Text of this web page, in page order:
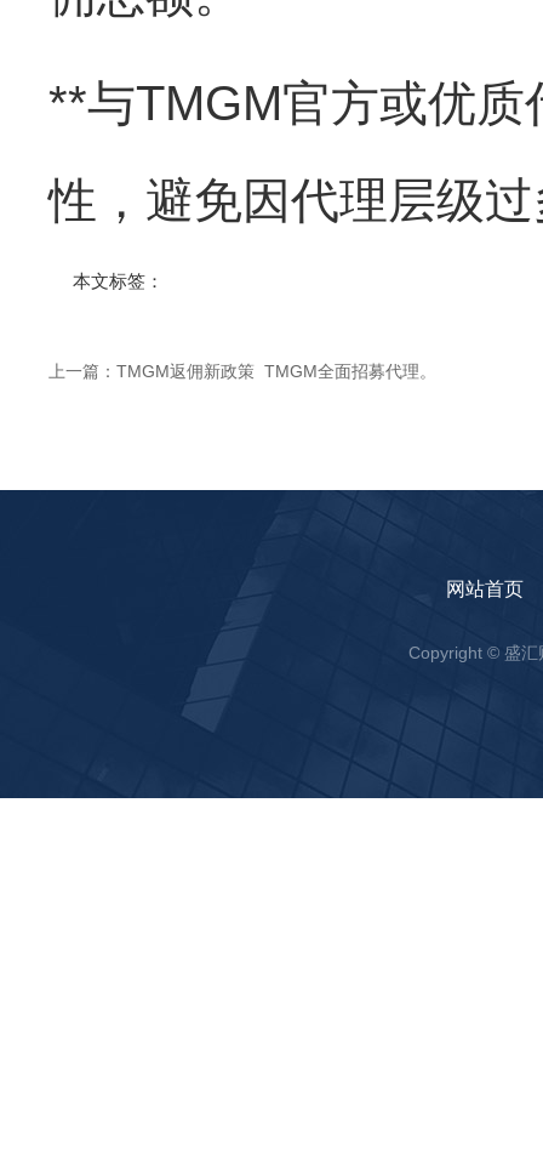
**与TMGM官方或优
性，避免因代理层级
本文标签：
上一篇： TMGM返佣新政策_TMGM全面招募代理。
网站首页
Copyright © 盛